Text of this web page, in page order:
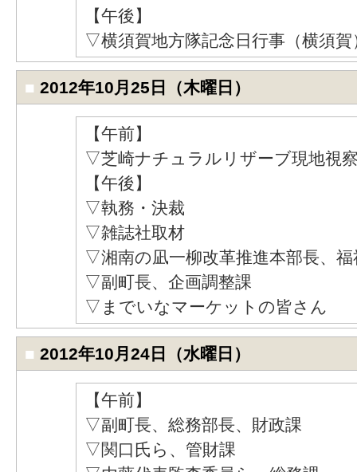
【午後】
▽横須賀地方隊記念日行事（横須賀
■ 2012年10月25日（木曜日）
【午前】
▽芝崎ナチュラルリザーブ現地視
【午後】
▽執務・決裁
▽雑誌社取材
▽湘南の凪一柳改革推進本部長、福
▽副町長、企画調整課
▽までいなマーケットの皆さん
■ 2012年10月24日（水曜日）
【午前】
▽副町長、総務部長、財政課
▽関口氏ら、管財課